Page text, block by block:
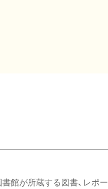
館が所蔵する図書、レポー